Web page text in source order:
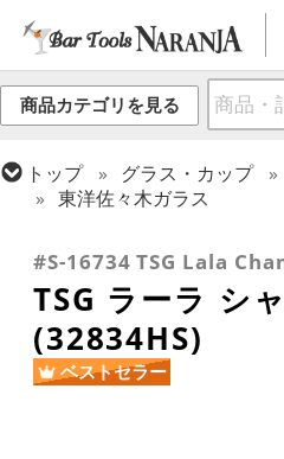
商品カテゴリを見る
トップ グラス・カップ
東洋佐々木ガラス
シャンパングラス
#S-16734 TSG Lala
TSG ラーラ シ
(32834HS)
ベストセラー